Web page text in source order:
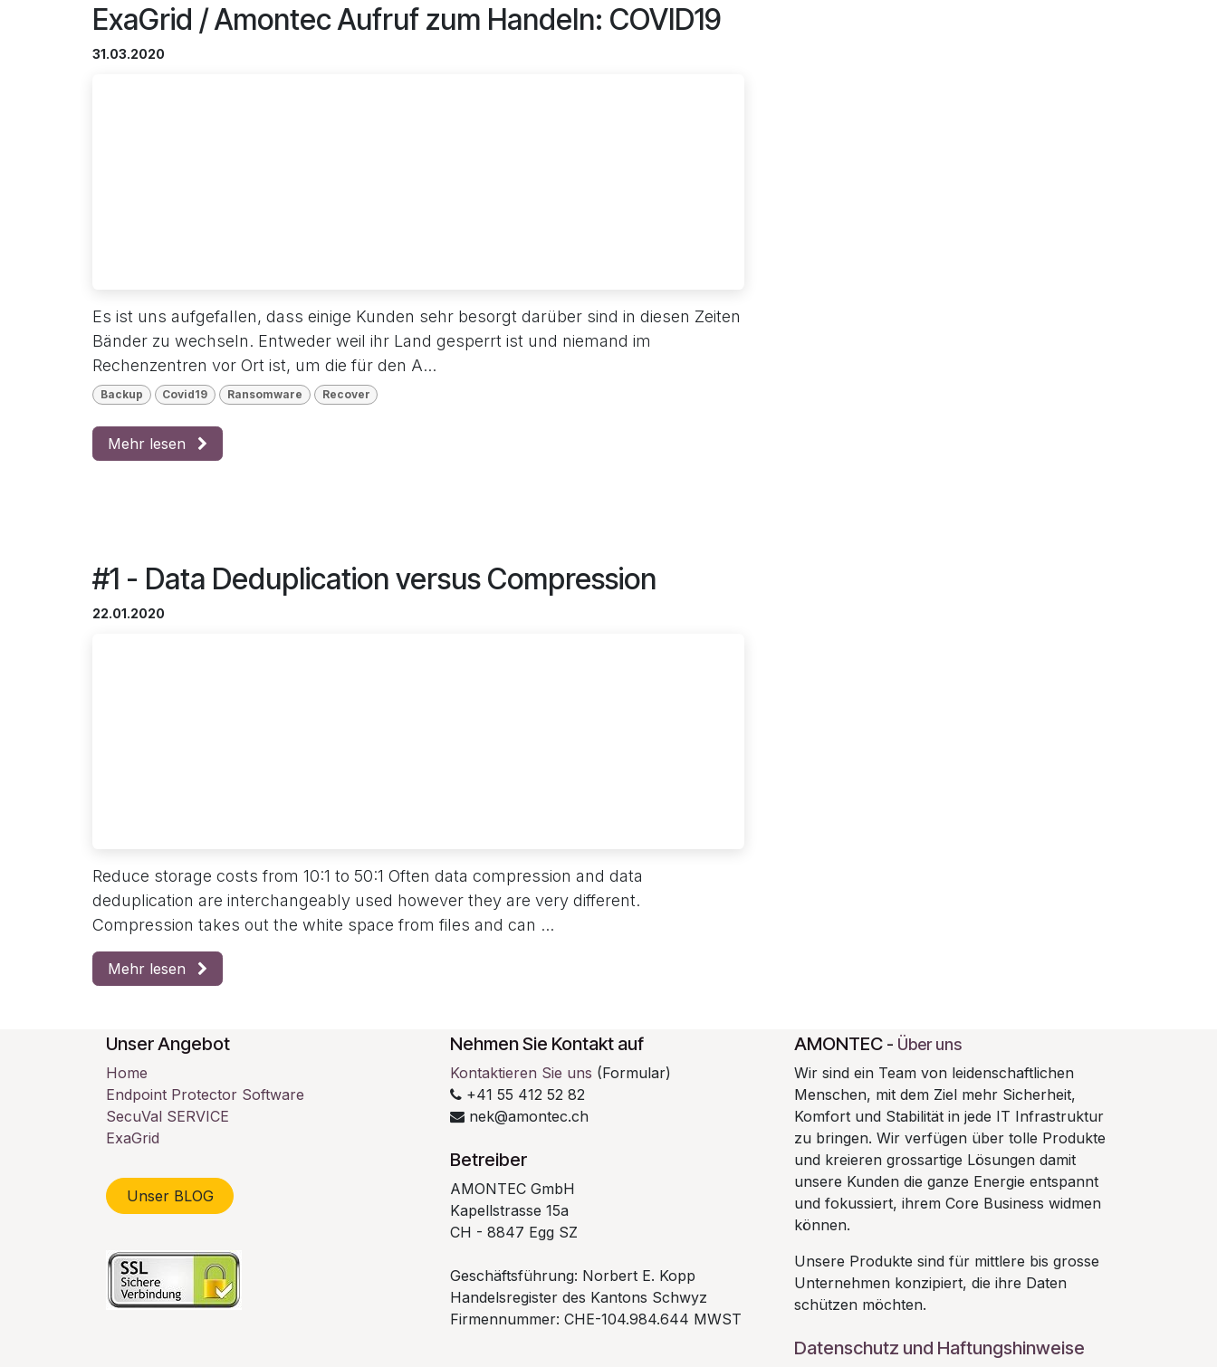
ExaGrid / Amontec Aufruf zum Handeln: COVID19
31.03.2020
Es ist uns aufgefallen, dass einige Kunden sehr besorgt darüber sind in diesen Zeiten
Bänder zu wechseln. Entweder weil ihr Land gesperrt ist und niemand im
Rechenzentren vor Ort ist, um die für den A...
Backup Covid19 Ransomware Recover
Mehr lesen
#1 - Data Deduplication versus Compression
22.01.2020
Reduce storage costs from 10:1 to 50:1 Often data compression and data
deduplication are interchangeably used however they are very different.
Compression takes out the white space from files and can ...
Mehr lesen
Unser Angebot
Home
Endpoint Protector Software
SecuVal SERVICE
ExaGrid
Unser BLOG
Nehmen Sie Kontakt auf
Kontaktieren Sie uns (Formular)
+41 55 412 52 82
nek@amontec.ch
Betreiber
AMONTEC GmbH
Kapellstrasse 15a
CH - 8847 Egg SZ
Geschäftsführung: Norbert E. Kopp
Handelsregister des Kantons Schwyz
Firmennummer: CHE-104.984.644 MWST
AMONTEC - Über uns
Wir sind ein Team von leidenschaftlichen
Menschen, mit dem Ziel mehr Sicherheit,
Komfort und Stabilität in jede IT Infrastruktur
zu bringen. Wir verfügen über tolle Produkte
und kreieren grossartige Lösungen damit
unsere Kunden die ganze Energie entspannt
und fokussiert, ihrem Core Business widmen
können.
Unsere Produkte sind für mittlere bis grosse
Unternehmen konzipiert, die ihre Daten
schützen möchten.
Datenschutz und Haftungshinweise